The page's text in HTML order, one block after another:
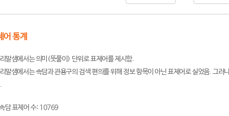
어 통계
말샘에서는 의미(뜻풀이) 단위로 표제어를 제시함.
말샘에서는 속담과 관용구의 검색 편의를 위해 정보 항목이 아닌 표제어로 실었음. 그러
담 표제어 수: 10769